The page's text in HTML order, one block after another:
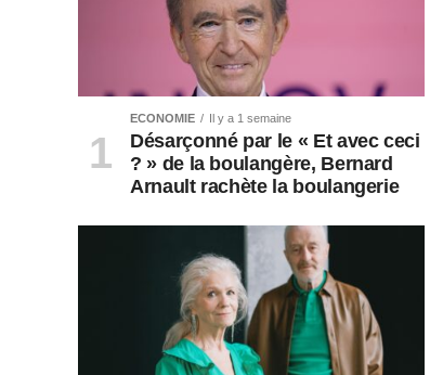
ECONOMIE Il y a 1 semaine
Désarçonné par le « Et avec ceci
? » de la boulangère, Bernard
Arnault rachète la boulangerie